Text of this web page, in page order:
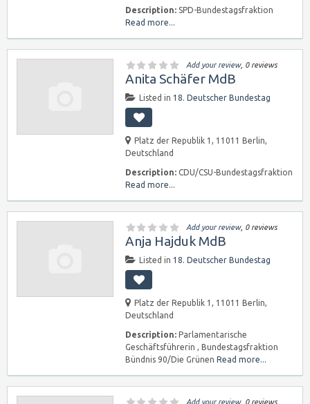
Description: SPD-Bundestagsfraktion
Read more...
Add your review, 0 reviews
Anita Schäfer MdB
Listed in 18. Deutscher Bundestag
Platz der Republik 1, 11011 Berlin,
Deutschland
Description: CDU/CSU-Bundestagsfraktion
Read more...
Add your review, 0 reviews
Anja Hajduk MdB
Listed in 18. Deutscher Bundestag
Platz der Republik 1, 11011 Berlin,
Deutschland
Description: Parlamentarische
Geschäftsführerin , Bundestagsfraktion
Bündnis 90/Die Grünen Read more...
Add your review, 0 reviews